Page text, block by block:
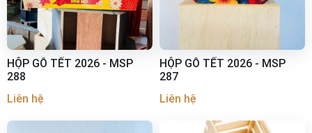
HỘP GỖ TẾT 2026 - MSP
288
Liên hệ
HỘP GỖ TẾT 2026 - MSP
287
Liên hệ